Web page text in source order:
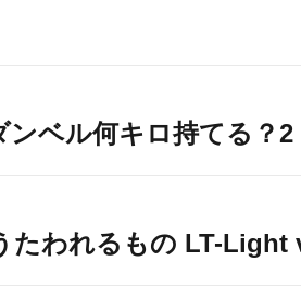
ンベル何キロ持てる？2
たわれるもの LT-Light